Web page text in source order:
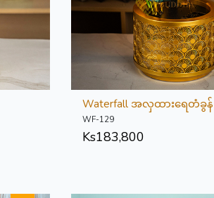
Waterfall အလှထားရေတံခွန်
WF-129
Ks183,800